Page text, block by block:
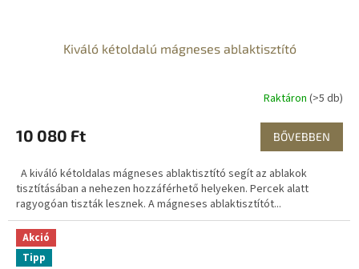
Kiváló kétoldalú mágneses ablaktisztító
Raktáron (>5 db)
10 080 Ft BŐVEBBEN
A kiváló kétoldalas mágneses ablaktisztító segít az ablakok
tisztításában a nehezen hozzáférhető helyeken. Percek alatt
ragyogóan tiszták lesznek. A mágneses ablaktisztítót...
Akció
Tipp